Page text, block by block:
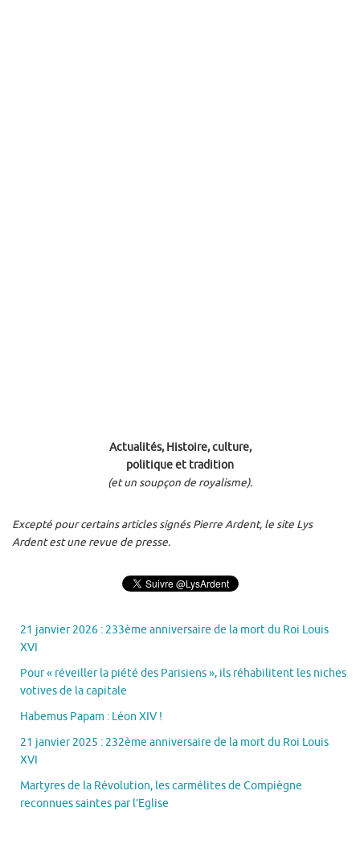
Actualités, Histoire, culture,
politique et tradition
(et un soupçon de royalisme).
Excepté pour certains articles signés Pierre Ardent, le site Lys
Ardent est une revue de presse.
21 janvier 2026 : 233ème anniversaire de la mort du Roi Louis
XVI
Pour « réveiller la piété des Parisiens », ils réhabilitent les niches
votives de la capitale
Habemus Papam : Léon XIV !
21 janvier 2025 : 232ème anniversaire de la mort du Roi Louis
XVI
Martyres de la Révolution, les carmélites de Compiègne
reconnues saintes par l’Eglise